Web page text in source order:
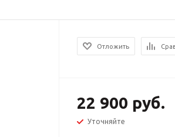
Отложить
22 900 руб.
Уточняйте